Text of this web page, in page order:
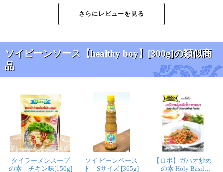
一番星様
★★★★★匿名希望
リピートです。加熱料理には日本の醤油よりクセがなく
使い易いです。
さらにレビューを見る
ソイビーンソース【healthy boy】[300g]の類似商
品
タイラーメンスープ
の素 チキン味[150g]
ソイ ビーンペース
ト Sサイズ [365g]
【ロボ】ガパオ炒め
の素 Holy Basil